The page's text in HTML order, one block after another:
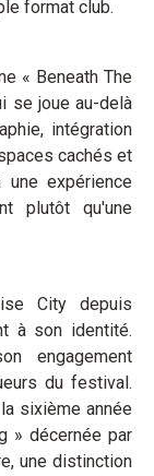
format club.
« Beneath The
se joue au-delà
intégration
cachés et
expérience
plutôt qu'une
City depuis
à son identité.
engagement
du festival.
sixième année
» décernée par
une distinction